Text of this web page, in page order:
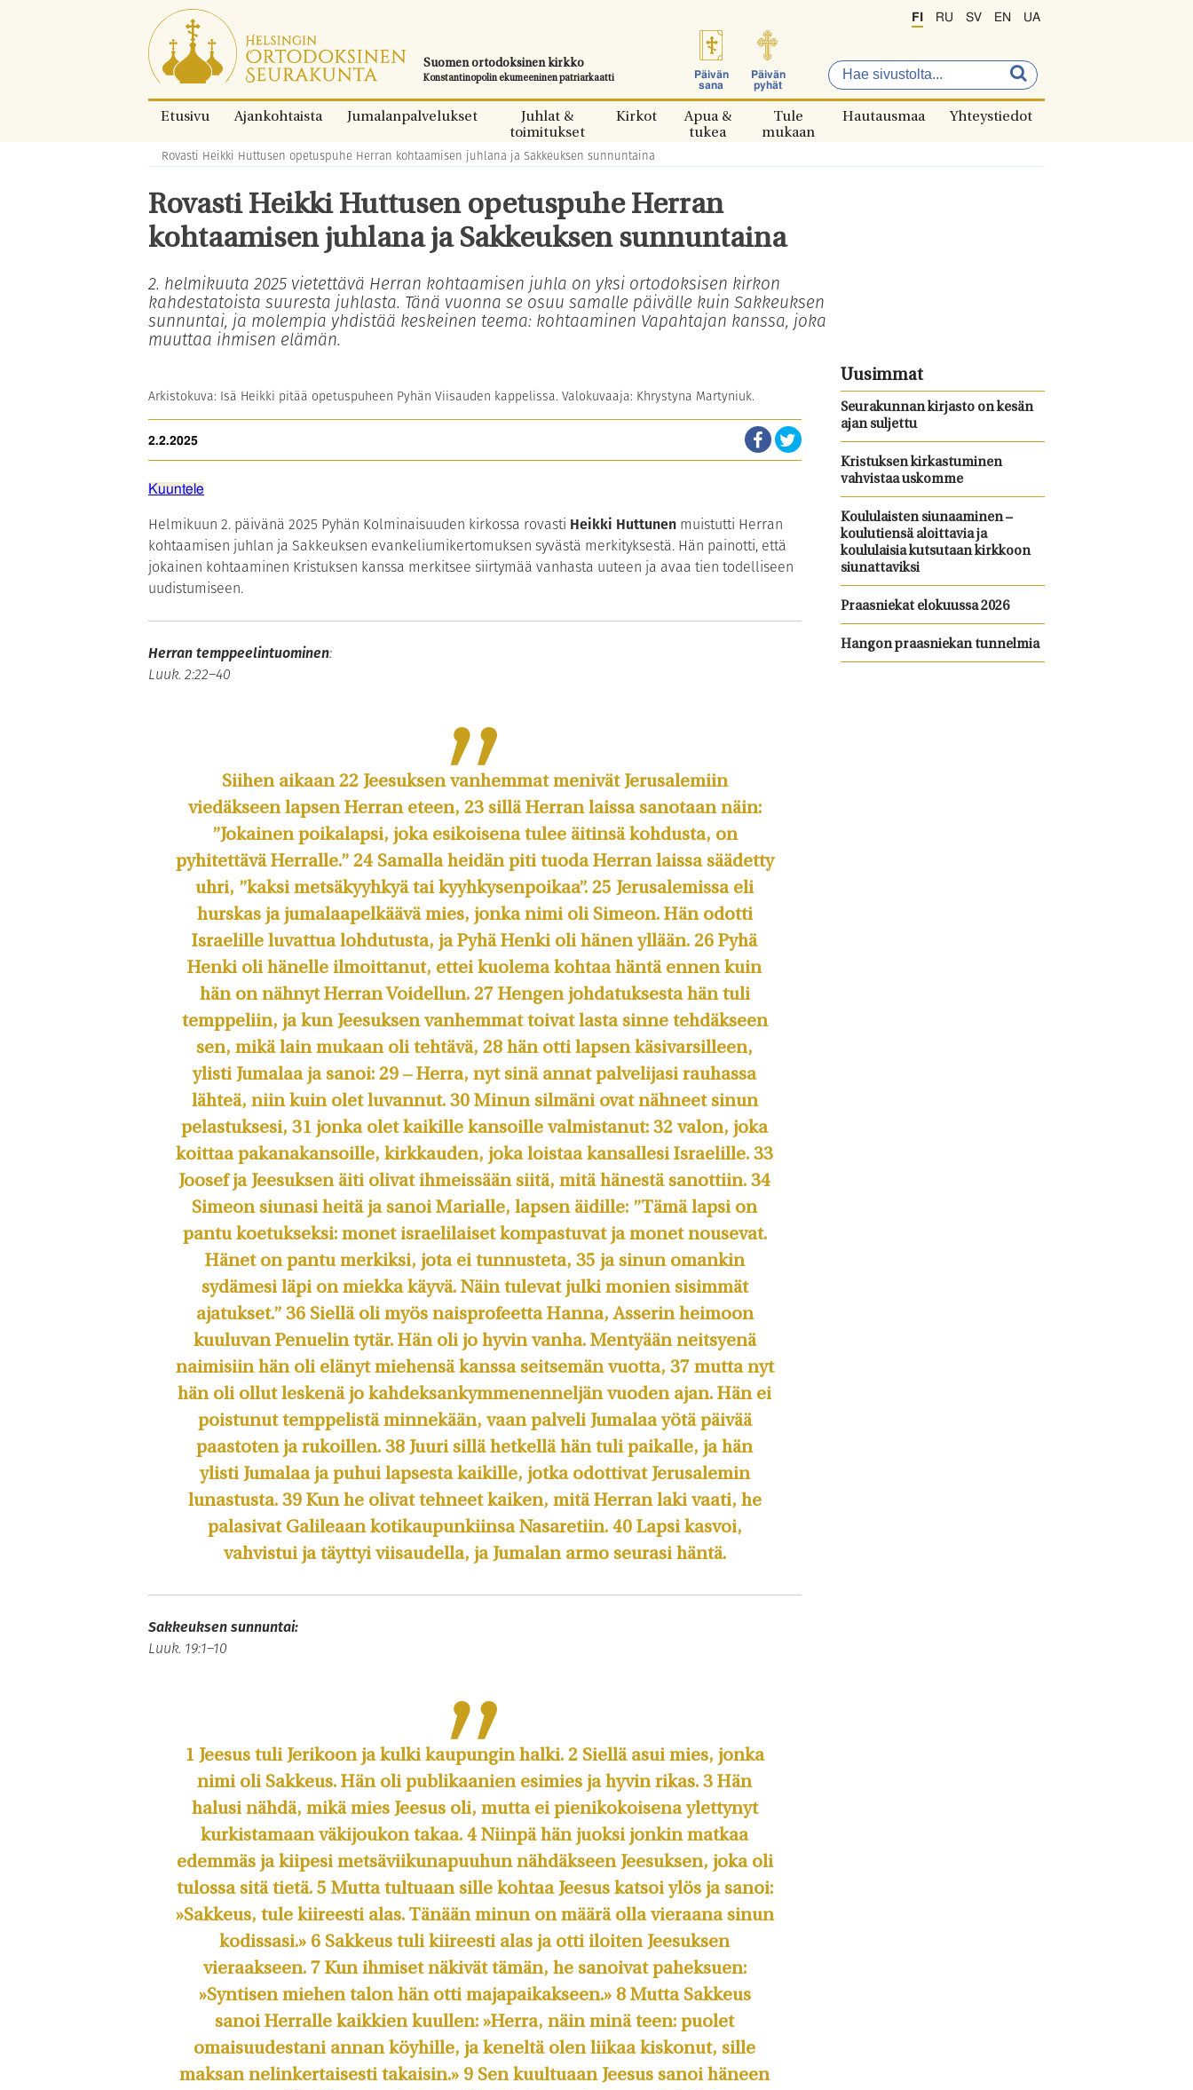
Siirry
suoraan
sisältöön.
Suomen ortodoksinen kirkko
Konstantinopolin ekumeeninen patriarkaatti
Päivän
sana
Päivän
pyhät
FI RU SV EN UA
Etusivu Ajankohtaista Jumalanpalvelukset
Juhlat &
toimitukset
Kirkot
Apua &
tukea
Tule
mukaan
Hautausmaa Yhteystiedot
Murupolku:
Rovasti Heikki Huttusen opetuspuhe Herran kohtaamisen juhlana ja Sakkeuksen sunnuntaina
Rovasti Heikki Huttusen opetuspuhe Herran
kohtaamisen juhlana ja Sakkeuksen sunnuntaina
2. helmikuuta 2025 vietettävä Herran kohtaamisen juhla on yksi ortodoksisen kirkon
kahdestatoista suuresta juhlasta. Tänä vuonna se osuu samalle päivälle kuin Sakkeuksen
sunnuntai, ja molempia yhdistää keskeinen teema: kohtaaminen Vapahtajan kanssa, joka
muuttaa ihmisen elämän.
Arkistokuva: Isä Heikki pitää opetuspuheen Pyhän Viisauden kappelissa. Valokuvaaja: Khrystyna Martyniuk.
2.2.2025
Kuuntele
Helmikuun 2. päivänä 2025 Pyhän Kolminaisuuden kirkossa rovasti Heikki Huttunen muistutti Herran
kohtaamisen juhlan ja Sakkeuksen evankeliumikertomuksen syvästä merkityksestä. Hän painotti, että
jokainen kohtaaminen Kristuksen kanssa merkitsee siirtymää vanhasta uuteen ja avaa tien todelliseen
uudistumiseen.
Herran temppeelintuominen:
Luuk. 2:22–40
Siihen aikaan 22 Jeesuksen vanhemmat menivät Jerusale­miin
viedäkseen lapsen Herran eteen, 23 sillä Herran laissa sanotaan näin:
”Jokainen poika­lapsi, joka esikoisena tulee äitinsä kohdus­ta, on
pyhitettävä Herralle.” 24 Samalla heidän piti tuoda Her­ran laissa säädetty
uhri, ”kaksi metsä­kyyhkyä tai kyyhkysenpoi­kaa”. 25 Jerusalemissa eli
hurskas ja jumalaapelkäävä mies, jonka nimi oli Simeon. Hän odotti
Israelille luvattua lohdutusta, ja Pyhä Henki oli hänen yllään. 26 Pyhä
Henki oli hänelle ilmoittanut, ettei kuolema kohtaa häntä ennen kuin
hän on nähnyt Herran Voidellun. 27 Hengen johdatuksesta hän tuli
temppeliin, ja kun Jeesuksen vanhemmat toivat lasta sinne tehdäkseen
sen, mikä lain mukaan oli tehtävä, 28 hän otti lapsen käsi­varsilleen,
ylisti Jumalaa ja sanoi: 29 – Herra, nyt sinä annat palvelijasi rauhassa
lähteä, niin kuin olet luvannut. 30 Minun silmäni ovat nähneet sinun
pelastuksesi, 31 jonka olet kaikille kansoille valmistanut: 32 valon, joka
koittaa pakanakansoille, kirkkauden, joka loistaa kansallesi Israelille. 33
Joosef ja Jeesuksen äiti olivat ihmeissään siitä, mitä hänes­tä sanottiin. 34
Simeon siunasi heitä ja sanoi Marialle, lapsen äidille: ”Tämä lapsi on
pantu koetuk­seksi: monet israeli­laiset kompastuvat ja monet nouse­vat.
Hänet on pantu merkik­si, jota ei tunnusteta, 35 ja sinun omankin
sydämesi läpi on miekka käyvä. Näin tulevat julki monien sisimmät
ajatukset.” 36 Siellä oli myös naisprofeetta Hanna, Asserin heimoon
kuulu­van Penuelin tytär. Hän oli jo hyvin vanha. Mentyään neitsyenä
naimisiin hän oli elänyt miehensä kanssa seitsemän vuotta, 37 mutta nyt
hän oli ollut leskenä jo kahdeksankymmenenneljän vuoden ajan. Hän ei
poistunut temppelistä minnekään, vaan palveli Jumalaa yötä päivää
paastoten ja rukoillen. 38 Juuri sillä hetkellä hän tuli paikalle, ja hän
ylisti Jumalaa ja puhui lapsesta kaikille, jotka odottivat Jerusalemin
lunastusta. 39 Kun he olivat tehneet kaiken, mitä Herran laki vaati, he
palasivat Galileaan kotikaupunkiinsa Nasare­tiin. 40 Lapsi kasvoi,
vahvistui ja täyttyi viisaudel­la, ja Jumalan armo seurasi häntä.
Sakkeuksen sunnuntai:
Luuk. 19:1–10
1 Jeesus tuli Jerikoon ja kulki kaupungin halki. 2 Siellä asui mies, jonka
nimi oli Sakkeus. Hän oli publikaanien esimies ja hyvin rikas. 3 Hän
halusi nähdä, mikä mies Jeesus oli, mutta ei pienikokoisena ylettynyt
kurkistamaan väkijoukon takaa. 4 Niinpä hän juoksi jonkin matkaa
edemmäs ja kiipesi metsäviikunapuuhun nähdäkseen Jeesuksen, joka oli
tulossa sitä tietä. 5 Mutta tultuaan sille kohtaa Jeesus katsoi ylös ja sanoi:
»Sakkeus, tule kiireesti alas. Tänään minun on määrä olla vieraana sinun
kodissasi.» 6 Sakkeus tuli kiireesti alas ja otti iloiten Jeesuksen
vieraakseen. 7 Kun ihmiset näkivät tämän, he sanoivat paheksuen:
»Syntisen miehen talon hän otti majapaikakseen.» 8 Mutta Sakkeus
sanoi Herralle kaikkien kuullen: »Herra, näin minä teen: puolet
omaisuudestani annan köyhille, ja keneltä olen liikaa kiskonut, sille
maksan nelinkertaisesti takaisin.» 9 Sen kuultuaan Jeesus sanoi häneen
Uusimmat
Seurakunnan kirjasto on kesän
ajan suljettu
Kristuksen kirkastuminen
vahvistaa uskomme
Koululaisten siunaaminen –
koulutiensä aloittavia ja
koululaisia kutsutaan kirkkoon
siunattaviksi
Praasniekat elokuussa 2026
Hangon praasniekan tunnelmia